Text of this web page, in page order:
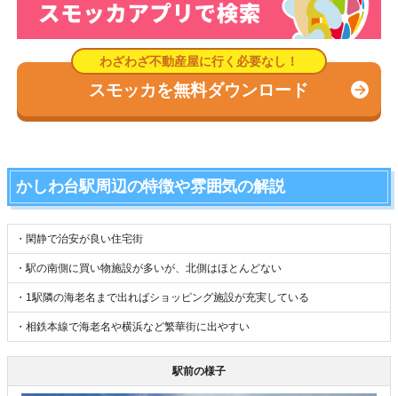
スモッカを無料ダウンロード
かしわ台駅周辺の特徴や雰囲気の解説
・閑静で治安が良い住宅街
・駅の南側に買い物施設が多いが、北側はほとんどない
・1駅隣の海老名まで出ればショッピング施設が充実している
・相鉄本線で海老名や横浜など繁華街に出やすい
駅前の様子